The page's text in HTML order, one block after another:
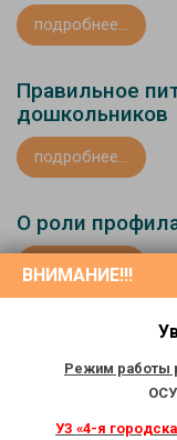
подробнее...
Правильное
дошкольников
подробнее...
О роли
подробнее...
‹
ВНИМАНИЕ!!!
Режим работы
УЗ «4-я